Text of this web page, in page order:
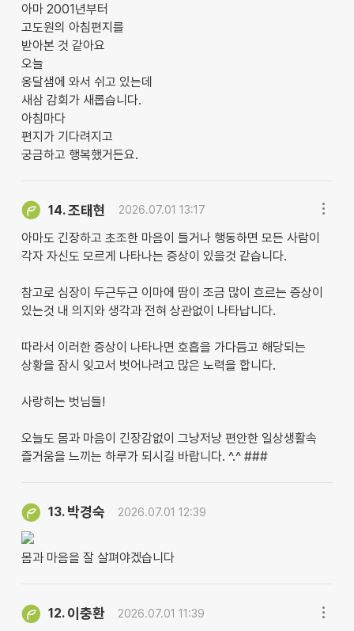
아마 2001년부터
고도원의 아침편지를
받아본 것 같아요
오늘
옹달샘에 와서 쉬고 있는데
새삼 감회가 새롭습니다.
아침마다
편지가 기다려지고
궁금하고 행복했거든요.
14.조태현 2026.07.01 13:17
아마도 긴장하고 초조한 마음이 들거나 행동하면 모든 사람이
각자 자신도 모르게 나타나는 증상이 있을것 같습니다.
참고로 심장이 두근두근 이마에 땀이 조금 많이 흐르는 증상이
있는것 내 의지와 생각과 전혀 상관없이 나타납니다.
따라서 이러한 증상이 나타나면 호흡을 가다듬고 해당되는
상황을 잠시 잊고서 벗어나려고 많은 노력을 합니다.
사랑히는 벗님들!
오늘도 몸과 마음이 긴장감없이 그냥저냥 편안한 일상생활속
즐거움을 느끼는 하루가 되시길 바랍니다. ^.^ ###
13. 박경숙 2026.07.01 12:39
몸과 마음을 잘 살펴야겠습니다
12. 이충환 2026.07.01 11:39